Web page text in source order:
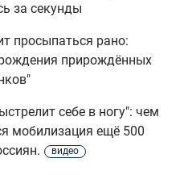
за секунды
просыпаться рано:
прирождённых
себе в ногу": чем
мобилизация ещё 500
видео